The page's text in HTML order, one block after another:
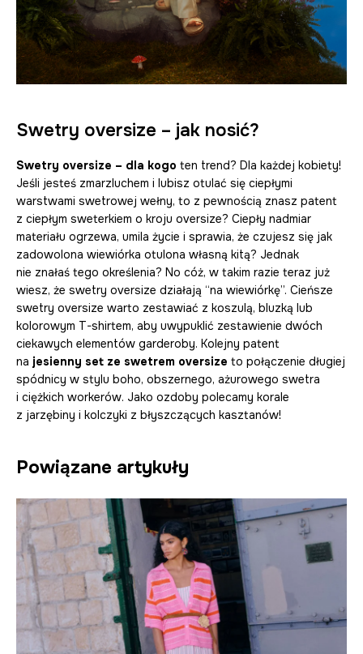
Swetry oversize – jak nosić?
Swetry oversize – dla kogo ten trend? Dla każdej kobiety!
Jeśli jesteś zmarzluchem i lubisz otulać się ciepłymi
warstwami swetrowej wełny, to z pewnością znasz patent
z ciepłym sweterkiem o kroju oversize? Ciepły nadmiar
materiału ogrzewa, umila życie i sprawia, że czujesz się jak
zadowolona wiewiórka otulona własną kitą? Jednak
nie znałaś tego określenia? No cóż, w takim razie teraz już
wiesz, że swetry oversize działają “na wiewiórkę”. Cieńsze
swetry oversize warto zestawiać z koszulą, bluzką lub
kolorowym T-shirtem, aby uwypuklić zestawienie dwóch
ciekawych elementów garderoby. Kolejny patent
na jesienny set ze swetrem oversize to połączenie długiej
spódnicy w stylu boho, obszernego, ażurowego swetra
i ciężkich workerów. Jako ozdoby polecamy korale
z jarzębiny i kolczyki z błyszczących kasztanów!
Powiązane artykuły